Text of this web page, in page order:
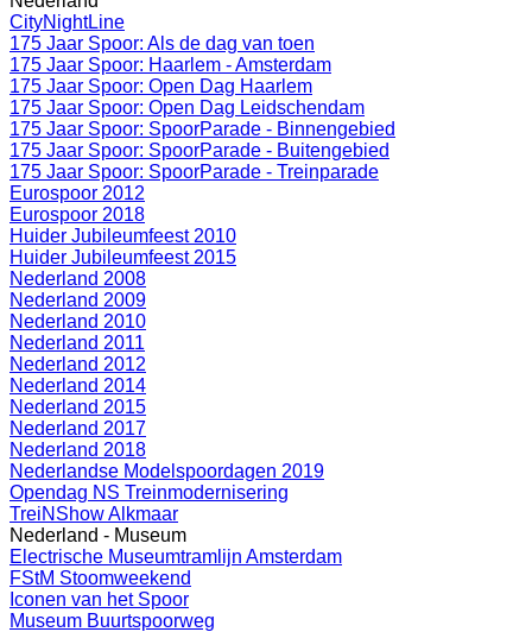
CityNightLine
175 Jaar Spoor: Als de dag van toen
175 Jaar Spoor: Haarlem - Amsterdam
175 Jaar Spoor: Open Dag Haarlem
175 Jaar Spoor: Open Dag Leidschendam
175 Jaar Spoor: SpoorParade - Binnengebied
175 Jaar Spoor: SpoorParade - Buitengebied
175 Jaar Spoor: SpoorParade - Treinparade
Eurospoor 2012
Eurospoor 2018
Huider Jubileumfeest 2010
Huider Jubileumfeest 2015
Nederland 2008
Nederland 2009
Nederland 2010
Nederland 2011
Nederland 2012
Nederland 2014
Nederland 2015
Nederland 2017
Nederland 2018
Nederlandse Modelspoordagen 2019
Opendag NS Treinmodernisering
TreiNShow Alkmaar
Nederland - Museum
Electrische Museumtramlijn Amsterdam
FStM Stoomweekend
Iconen van het Spoor
Museum Buurtspoorweg